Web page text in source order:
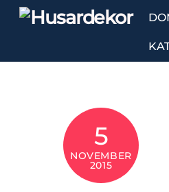
Skip
5
NOVEMBER
2015